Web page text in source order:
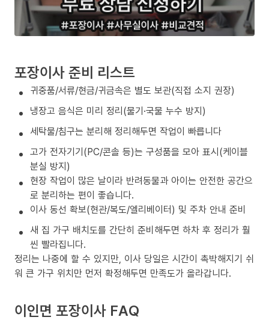
포장이사 준비 리스트
귀중품/서류/현금/귀금속은 별도 보관(직접 소지 권장)
냉장고 음식은 미리 정리(물기·국물 누수 방지)
세탁물/침구는 분리해 정리해두면 작업이 빠릅니다
고가 전자기기(PC/콘솔 등)는 구성품을 모아 표시(케이블
분실 방지)
현장 작업이 많은 날이라 반려동물과 아이는 안전한 공간으
로 분리하는 편이 좋습니다.
이사 동선 확보(현관/복도/엘리베이터) 및 주차 안내 준비
새 집 가구 배치도를 간단히 준비해두면 하차 후 정리가 훨
씬 빨라집니다.
정리는 나중에 할 수 있지만, 이사 당일은 시간이 촉박해지기 쉬
워 큰 가구 위치만 먼저 확정해두면 만족도가 올라갑니다.
이인면 포장이사 FAQ